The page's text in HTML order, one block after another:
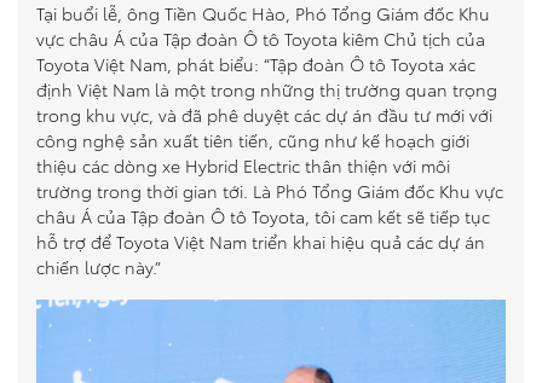
Tại buổi lễ, ông Tiền Quốc Hào, Phó Tổng Giám đốc Khu
vực châu Á của Tập đoàn Ô tô Toyota kiêm Chủ tịch của
Toyota Việt Nam, phát biểu: “Tập đoàn Ô tô Toyota xác
định Việt Nam là một trong những thị trường quan trọng
trong khu vực, và đã phê duyệt các dự án đầu tư mới với
công nghệ sản xuất tiên tiến, cũng như kế hoạch giới
thiệu các dòng xe Hybrid Electric thân thiện với môi
trường trong thời gian tới. Là Phó Tổng Giám đốc Khu vực
châu Á của Tập đoàn Ô tô Toyota, tôi cam kết sẽ tiếp tục
hỗ trợ để Toyota Việt Nam triển khai hiệu quả các dự án
chiến lược này.”